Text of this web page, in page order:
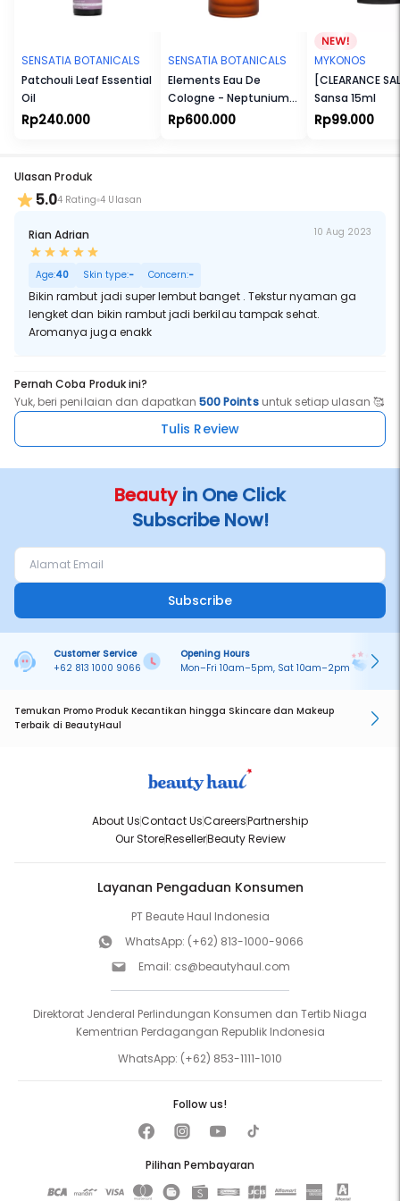
Terumbu Karang. Tersertifikasi Halal.
SENSATIA BOTANICALS
Patchouli Leaf Essential
Oil
Rp240.000
SENSATIA BOTANICALS
Elements Eau De
Cologne - Neptunium
(Np)
Rp600.000
MYKONOS
[CLEARANCE
Sansa 15ml
Rp99.000
Ulasan Produk
5.04 Rating 4 Ulasan
Rian Adrian 10 Aug 2023
Age:40 Skin type:- Concern:-
Bikin rambut jadi super lembut banget . Tekstur nyaman ga
lengket dan bikin rambut jadi berkilau tampak sehat.
Aromanya juga enakk
Pernah Coba Produk ini?
Yuk, beri penilaian dan dapatkan500 Pointsuntuk setiap ulasan 🥰
Tulis Review
Beautyin One Click
Subscribe Now!
Subscribe
Customer Service
+62 813 1000 9066
Opening Hours
Mon–Fri 10am–5pm, Sat 10am–2pm
Temukan Promo Produk Kecantikan hingga Skincare dan Makeup
Terbaik di BeautyHaul
About UsContact UsCareersPartnership
Our StoreResellerBeauty Review
Layanan Pengaduan Konsumen
PT Beaute Haul Indonesia
WhatsApp: (+62) 813-1000-9066
Email: cs@beautyhaul.com
Direktorat Jenderal Perlindungan Konsumen dan Tertib Niaga
Kementrian Perdagangan Republik Indonesia
WhatsApp: (+62) 853-1111-1010
Pilihan Pembayaran
Follow us!